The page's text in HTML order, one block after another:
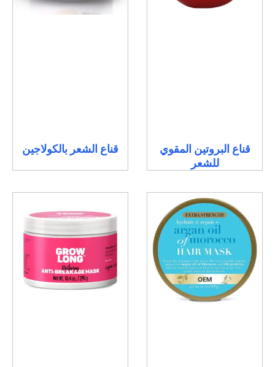
قناع البروتين المقوي
للشعر
قناع الشعر بالكولاجين